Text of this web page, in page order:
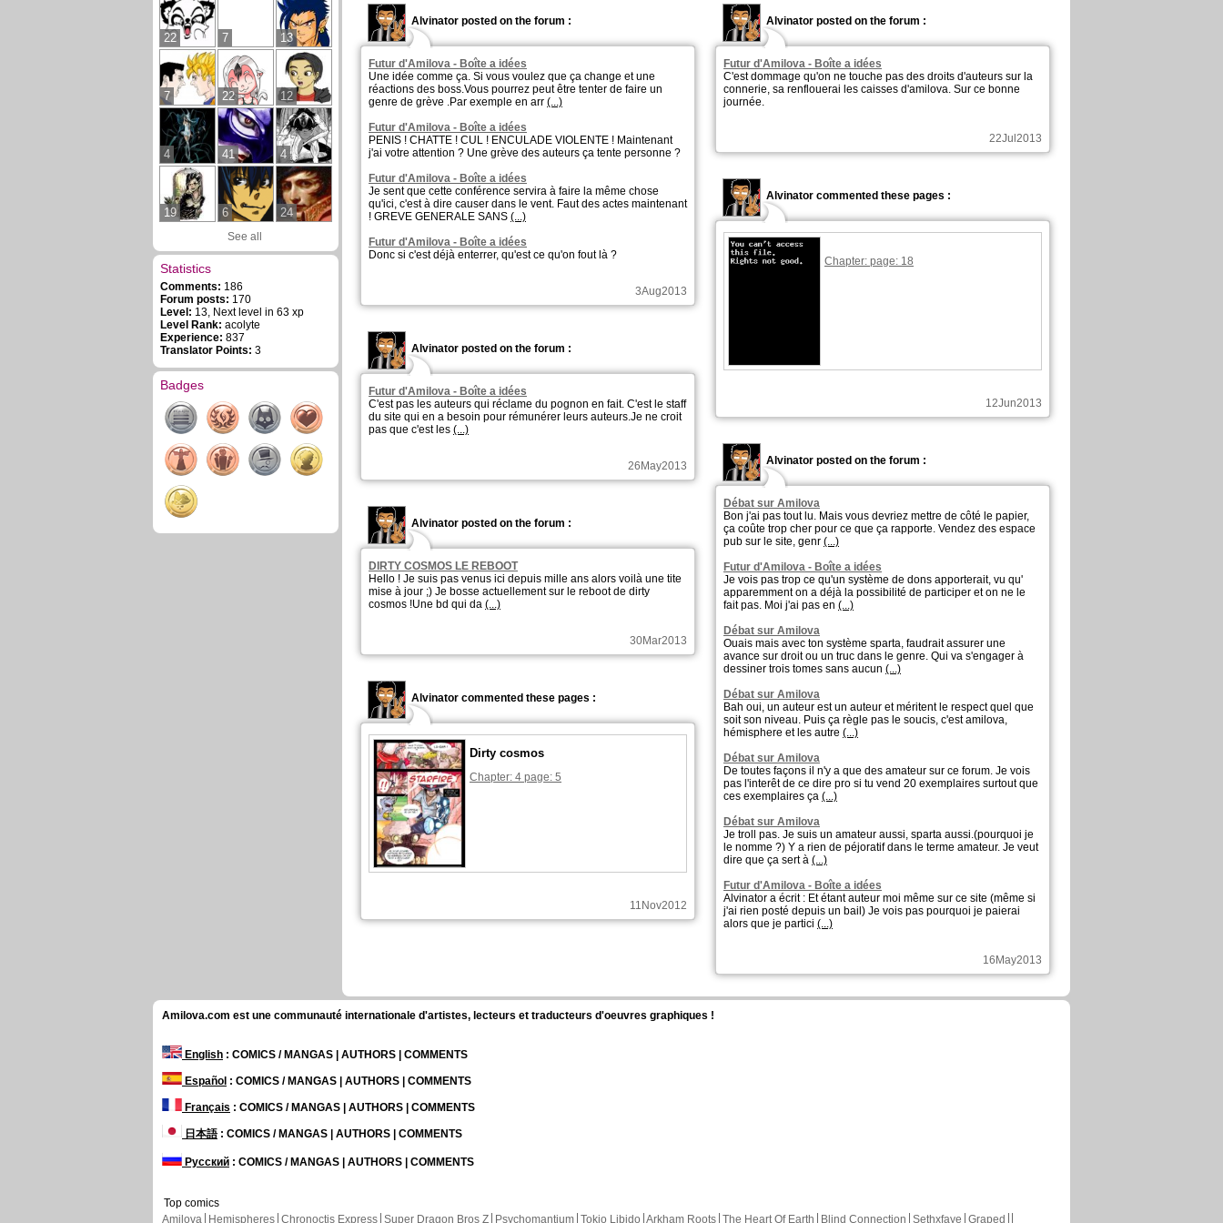
22 7 13
7 22 12
4 41 4
19 6 24
See all
Statistics
Comments: 186
Forum posts: 170
Level: 13, Next level in 63 xp
Level Rank: acolyte
Experience: 837
Translator Points: 3
Badges
Alvinator posted on the forum :
Futur d'Amilova - Boîte a idées
Une idée comme ça. Si vous voulez que ça change et une
réactions des boss.Vous pourrez peut être tenter de faire un
genre de grève .Par exemple en arr (...)
Futur d'Amilova - Boîte a idées
PENIS ! CHATTE ! CUL ! ENCULADE VIOLENTE ! Maintenant
j'ai votre attention ? Une grève des auteurs ça tente personne ?
Futur d'Amilova - Boîte a idées
Je sent que cette conférence servira à faire la même chose
qu'ici, c'est à dire causer dans le vent. Faut des actes maintenant
! GREVE GENERALE SANS (...)
Futur d'Amilova - Boîte a idées
Donc si c'est déjà enterrer, qu'est ce qu'on fout là ?
3Aug2013
Alvinator posted on the forum :
Futur d'Amilova - Boîte a idées
C'est dommage qu'on ne touche pas des droits d'auteurs sur la
connerie, sa renflouerai les caisses d'amilova. Sur ce bonne
journée.
22Jul2013
Alvinator commented these pages :
Chapter: page: 18
12Jun2013
Alvinator posted on the forum :
Futur d'Amilova - Boîte a idées
C'est pas les auteurs qui réclame du pognon en fait. C'est le staff
du site qui en a besoin pour rémunérer leurs auteurs.Je ne croit
pas que c'est les (...)
26May2013 Alvinator posted on the forum :
Débat sur Amilova
Bon j'ai pas tout lu. Mais vous devriez mettre de côté le papier,
ça coûte trop cher pour ce que ça rapporte. Vendez des espace
pub sur le site, genr (...)
Futur d'Amilova - Boîte a idées
Je vois pas trop ce qu'un système de dons apporterait, vu qu'
apparemment on a déjà la possibilité de participer et on ne le
fait pas. Moi j'ai pas en (...)
Débat sur Amilova
Ouais mais avec ton système sparta, faudrait assurer une
avance sur droit ou un truc dans le genre. Qui va s'engager à
dessiner trois tomes sans aucun (...)
Débat sur Amilova
Bah oui, un auteur est un auteur et méritent le respect quel que
soit son niveau. Puis ça règle pas le soucis, c'est amilova,
hémisphere et les autre (...)
Débat sur Amilova
De toutes façons il n'y a que des amateur sur ce forum. Je vois
pas l'interêt de ce dire pro si tu vend 20 exemplaires surtout que
ces exemplaires ça (...)
Débat sur Amilova
Je troll pas. Je suis un amateur aussi, sparta aussi.(pourquoi je
le nomme ?) Y a rien de péjoratif dans le terme amateur. Je veut
dire que ça sert à (...)
Futur d'Amilova - Boîte a idées
Alvinator a écrit : Et étant auteur moi même sur ce site (même si
j'ai rien posté depuis un bail) Je vois pas pourquoi je paierai
alors que je partici (...)
16May2013
Alvinator posted on the forum :
DIRTY COSMOS LE REBOOT
Hello ! Je suis pas venus ici depuis mille ans alors voilà une tite
mise à jour ;) Je bosse actuellement sur le reboot de dirty
cosmos !Une bd qui da (...)
30Mar2013
Alvinator commented these pages :
Dirty cosmos
Chapter: 4 page: 5
11Nov2012
Amilova.com est une communauté internationale d'artistes, lecteurs et traducteurs d'oeuvres graphiques !
English : COMICS / MANGAS | AUTHORS | COMMENTS
Español : COMICS / MANGAS | AUTHORS | COMMENTS
Français : COMICS / MANGAS | AUTHORS | COMMENTS
日本語: COMICS / MANGAS | AUTHORS | COMMENTS
Русский : COMICS / MANGAS | AUTHORS | COMMENTS
Top comics
Amilova
Hemispheres Chronoctis Express Super Dragon Bros Z Psychomantium Tokio Libido Arkham Roots The Heart Of Earth Blind Connection Sethxfaye Graped